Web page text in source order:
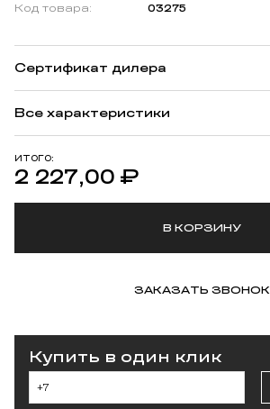
ИТОГО:
2 227,00 ₽
В КОРЗИНУ
ЗАКАЗАТЬ ЗВОНОК
Код товара:
03275
Все характеристики
Сертификат дилера
Купить в один клик